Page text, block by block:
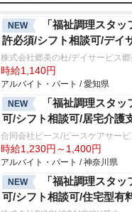
NEW
「福祉調理スタ
許必須/シフト相談可/デイ
株式会社郷美の杜/デイサービス郷
時給1,140円
アルバイト・パート / 愛知県
NEW
「福祉調理スタ
可/シフト相談可/居宅介護
合同会社ピース/ピースケアサービ
時給1,230円～1,400円
アルバイト・パート / 神奈川県
NEW
「福祉調理スタ
可/シフト相談可/住宅型有